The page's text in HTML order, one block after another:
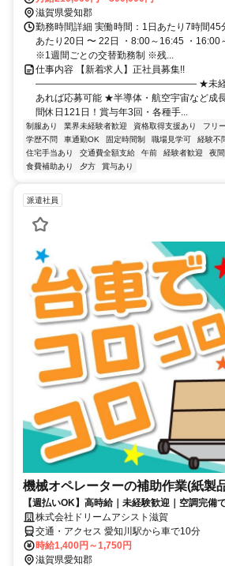
約20分
滋賀県愛知郡
勤務時間詳細 実働時間：1日あたり7時間45
あたり20日 〜 22日 ・8:00～16:45 ・16:00
※1週間ごとの交替勤務制 ※残...
仕事内容 【新着求人】正社員募集!!
――――――――――――――――― ★未経験
あれば応募可能 ★半導体・航空宇宙など成
間休日121日！賞与年3回・各種手...
制服あり 業界未経験者歓迎 資格取得支援あり フリ
学歴不問
車通勤OK 固定時間制 職場見学可 経験不
住宅手当あり
交通費全額支給 午前 経験者歓迎 夜間
食費補助あり
夕方 賞与あり
派遣社員
機械オペレーターの補助作業(紙製
【週払いOK】高時給｜未経験歓迎｜空調完備
株式会社ドリームアシスト滋賀
交通・アクセス 愛知川駅から車で10分
時給1,400円～1,750円
滋賀県愛知郡